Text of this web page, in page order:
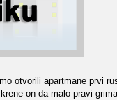
otvorili apartmane prvi
on da malo pravi